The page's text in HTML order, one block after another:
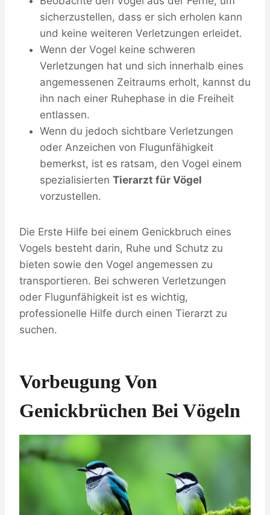
sicherzustellen, dass er sich erholen kann
und keine weiteren Verletzungen erleidet.
Wenn der Vogel keine schweren
Verletzungen hat und sich innerhalb eines
angemessenen Zeitraums erholt, kannst du
ihn nach einer Ruhephase in die Freiheit
entlassen.
Wenn du jedoch sichtbare Verletzungen
oder Anzeichen von Flugunfähigkeit
bemerkst, ist es ratsam, den Vogel einem
spezialisierten Tierarzt für Vögel
vorzustellen.
Die Erste Hilfe bei einem Genickbruch eines
Vogels besteht darin, Ruhe und Schutz zu
bieten sowie den Vogel angemessen zu
transportieren. Bei schweren Verletzungen
oder Flugunfähigkeit ist es wichtig,
professionelle Hilfe durch einen Tierarzt zu
suchen.
Vorbeugung Von
Genickbrüchen Bei Vögeln